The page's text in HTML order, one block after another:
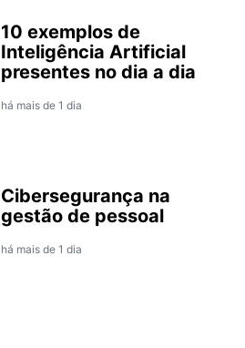
10 exemplos de
Inteligência Artificial
presentes no dia a dia
há mais de 1 dia
Cibersegurança na
gestão de pessoal
há mais de 1 dia